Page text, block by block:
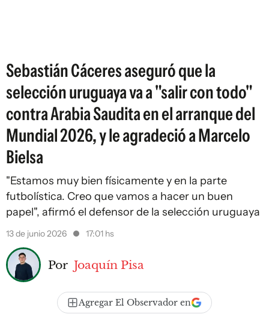
Sebastián Cáceres aseguró que la
selección uruguaya va a "salir con todo"
contra Arabia Saudita en el arranque del
Mundial 2026, y le agradeció a Marcelo
Bielsa
"Estamos muy bien físicamente y en la parte
futbolística. Creo que vamos a hacer un buen
papel", afirmó el defensor de la selección uruguaya
13 de junio 2026 17:01 hs
Por Joaquín Pisa
Agregar El Observador en